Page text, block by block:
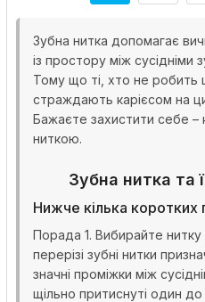
Зубна нитка допомагає
із простору між
Тому що ті, хто не робить
страждають карієсом на
Бажаєте захистити себе –
ниткою.
Зубна нитка та
Нижче кілька коротких
Порада 1. Вибирайте нитку
перерізі зубні нитки
значні проміжки між
щільно притиснуті один